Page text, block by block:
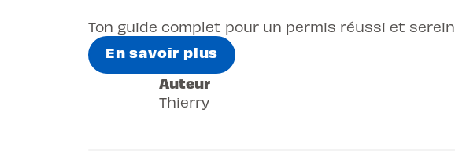
Ton guide complet pour un permis réussi et serein
En savoir plus
Auteur
Thierry